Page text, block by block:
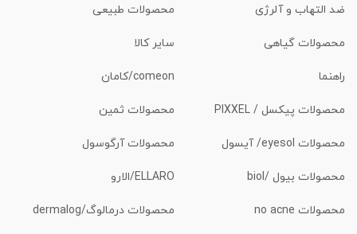
ضد التهاب و آلرژی محصولات طبیعی
محصولات گیاهی سایر کالا
راهنما comeon/کامان
محصولات پیکسل / PIXXEL محصولات ثمین
محصولات eyesol/ آیسول محصولات آرگوسول
محصولات بیول /biol ELLARO/الارو
محصولات no acne محصولات درمالوگ/dermalog